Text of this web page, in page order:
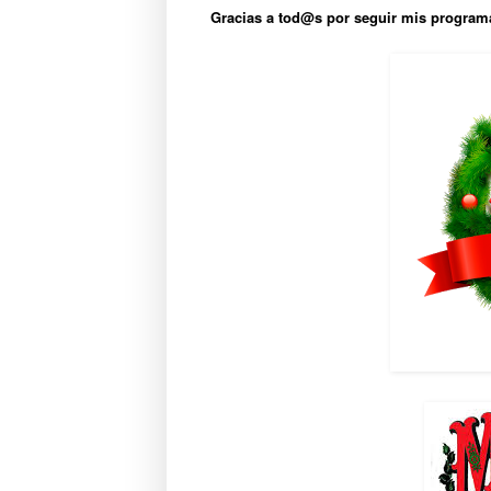
Gracias a tod@s por seguir mis